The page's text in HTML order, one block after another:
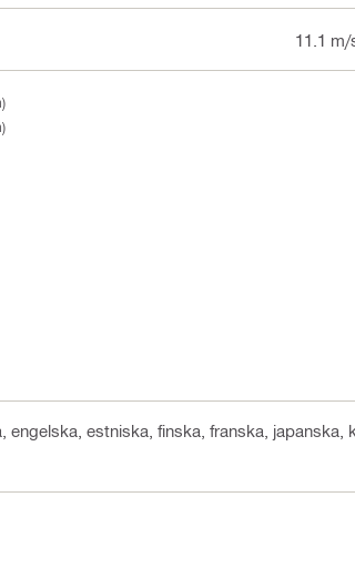
11.1 m/
engelska, estniska, finska, franska,